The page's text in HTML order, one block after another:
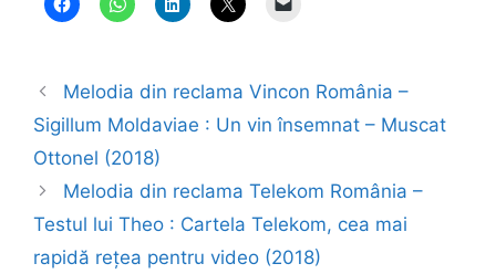
Melodia din reclama Vincon România –
Sigillum Moldaviae : Un vin însemnat – Muscat
Ottonel (2018)
Melodia din reclama Telekom România –
Testul lui Theo : Cartela Telekom, cea mai
rapidă rețea pentru video (2018)